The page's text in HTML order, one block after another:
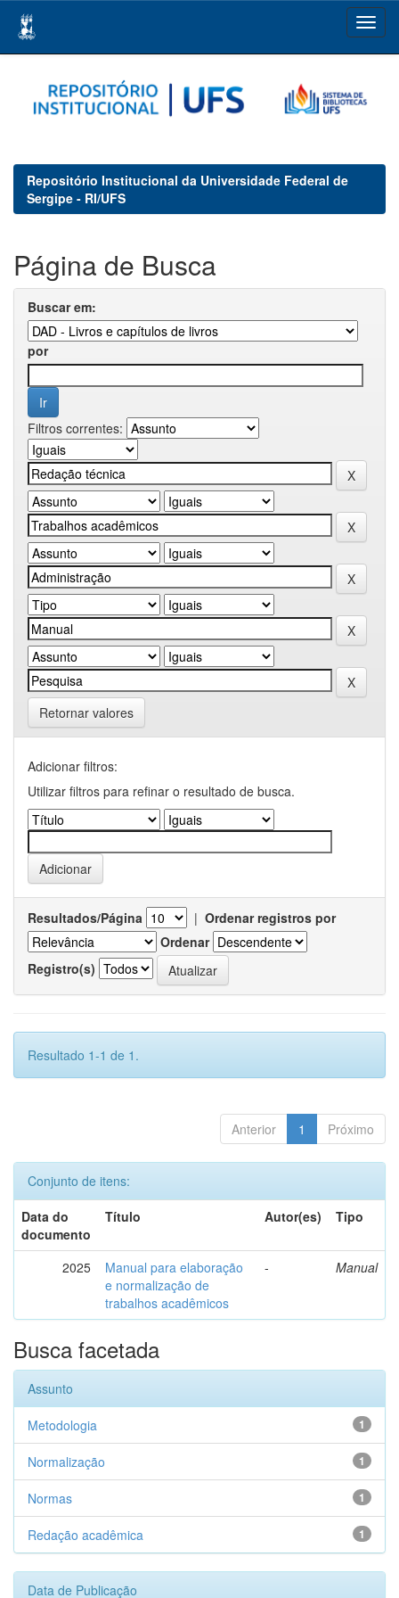
navigation
Repositório Institucional da Universidade Federal de
Sergipe - RI/UFS
Página de Busca
Buscar em:
por
Filtros correntes:
Retornar valores
Adicionar filtros:
Utilizar filtros para refinar o resultado de busca.
Resultados/Página | Ordenar registros por
Ordenar
Registro(s)
Resultado 1-1 de 1.
Anterior 1 Próximo
Conjunto de itens:
Data do
documento
Título Autor(es) Tipo
2025
Manual para elaboração
e normalização de
trabalhos acadêmicos
- Manual
Busca facetada
Assunto
1
Metodologia
1
Normalização
1
Normas
1
Redação acadêmica
Data de Publicação